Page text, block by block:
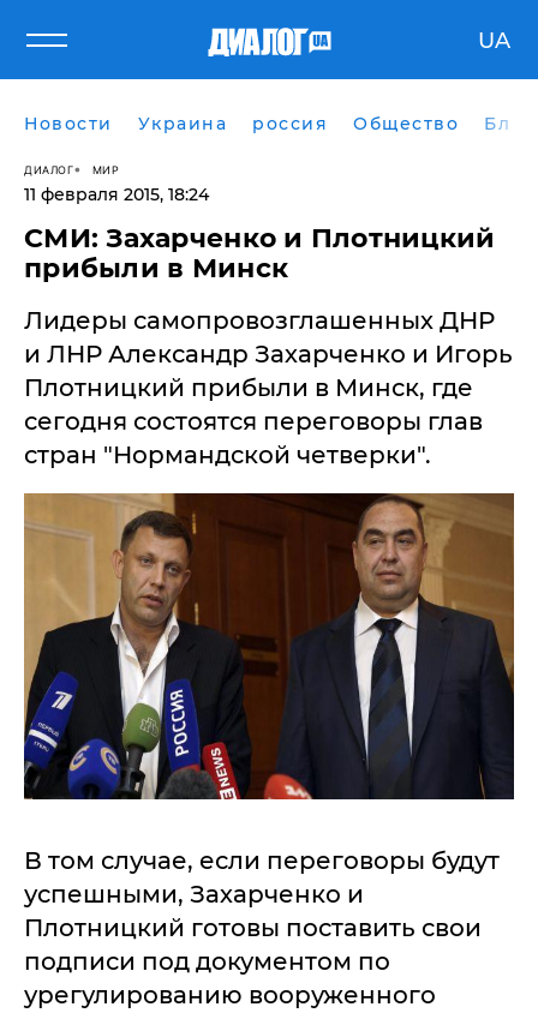
UA
Новости Украина россия Общество
ДИАЛОГ МИР
11 февраля 2015, 18:24
СМИ: Захарченко и Плотницкий
прибыли в Минск
​Лидеры самопровозглашенных ДНР
и ЛНР Александр Захарченко и Игорь
Плотницкий прибыли в Минск, где
сегодня состоятся переговоры глав
стран "Нормандской четверки".
В том случае, если переговоры будут
успешными, Захарченко и
Плотницкий готовы поставить свои
подписи под документом по
урегулированию вооруженного